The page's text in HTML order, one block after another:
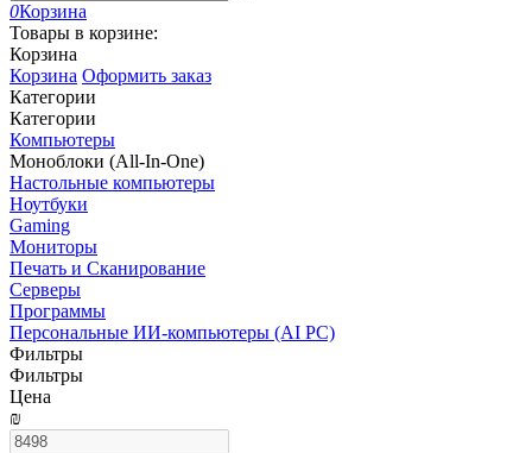
0Корзина
Товары в корзине:
Корзина
Корзина Оформить заказ
Категории
Категории
Компьютеры
Моноблоки (All-In-One)
Настольные компьютеры
Ноутбуки
Gaming
Мониторы
Печать и Сканирование
Серверы
Программы
Персональные ИИ-компьютеры (AI PC)
Фильтры
Фильтры
Цена
₪